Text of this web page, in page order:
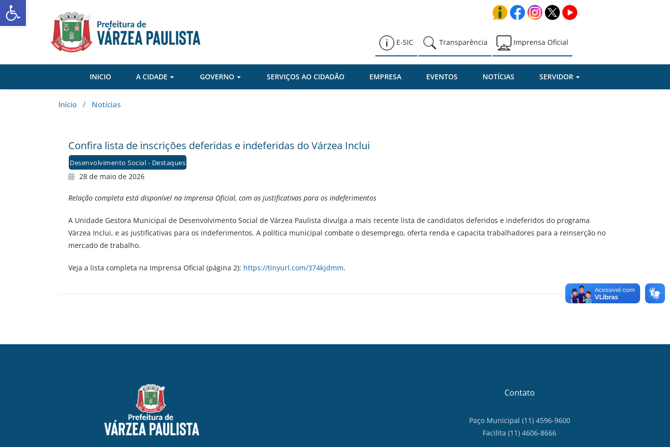
Skip
to
E-SIC Transparência Imprensa Oficial
INICIO A CIDADE GOVERNO SERVIÇOS AO CIDADÃO EMPRESA EVENTOS NOTÍCIAS SERVIDOR
Início / Notícias
Confira lista de inscrições deferidas e indeferidas do Várzea Inclui
Desenvolvimento Social - Destaques
28 de maio de 2026
Relação completa está disponível na Imprensa Oficial, com as justificativas para os indeferimentos
A Unidade Gestora Municipal de Desenvolvimento Social de Várzea Paulista divulga a mais recente lista de candidatos deferidos e indeferidos do programa
Várzea Inclui, e as justificativas para os indeferimentos. A política municipal combate o desemprego, oferta renda e capacita trabalhadores para a reinserção no
mercado de trabalho.
Veja a lista completa na Imprensa Oficial (página 2): https://tinyurl.com/374kjdmm.
Contato
Paço Municipal (11) 4596-9600
Facilita (11) 4606-8666